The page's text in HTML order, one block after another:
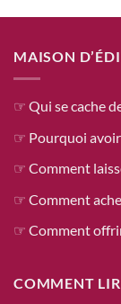
MAISON
☞ Qui se cache
☞ Pourquoi avoir
☞ Comment
☞ Comment
☞ Comment
COMMENT